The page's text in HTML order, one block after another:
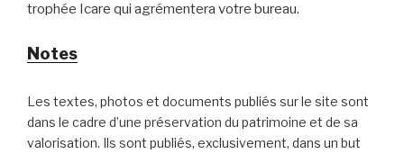
trophée Icare qui agrémentera votre bureau.
Notes
Les textes, photos et documents publiés sur le site sont
dans le cadre d’une préservation du patrimoine et de sa
valorisation. Ils sont publiés, exclusivement, dans un but